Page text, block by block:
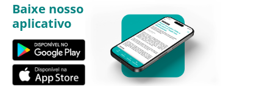
Baixe nosso
aplicativo